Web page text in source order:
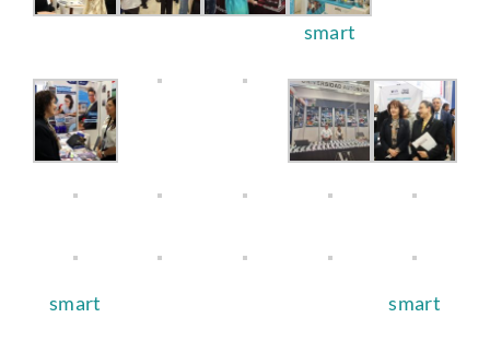
smart
smart smart